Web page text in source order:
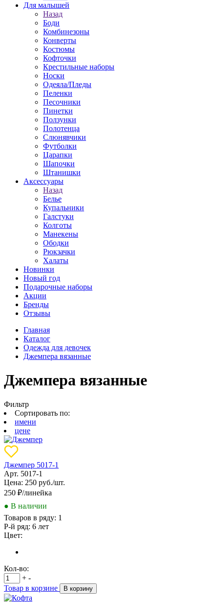
Для малышей
Назад
Боди
Комбинезоны
Конверты
Костюмы
Кофточки
Крестильные наборы
Носки
Одеяла/Пледы
Пеленки
Песочники
Пинетки
Ползунки
Полотенца
Слюнявчики
Футболки
Царапки
Шапочки
Штанишки
Аксессуары
Назад
Белье
Купальники
Галстуки
Колготы
Манекены
Ободки
Рюкзачки
Халаты
Новинки
Новый год
Подарочные наборы
Акции
Бренды
Отзывы
Главная
Каталог
Одежда для девочек
Джемпера вязанные
Джемпера вязанные
Фильтр
Сортировать по:
имени
цене
Джемпер 5017-1
Арт. 5017-1
Цена: 250 руб./шт.
250 ₽/линейка
● В наличии
Товаров в ряду: 1
Р-й ряд: 6 лет
Цвет:
Кол-во:
+ -
Товар в корзине
В корзину